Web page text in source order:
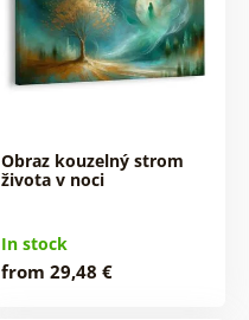
Obraz kouzelný strom
života v noci
In stock
from 29,48 €